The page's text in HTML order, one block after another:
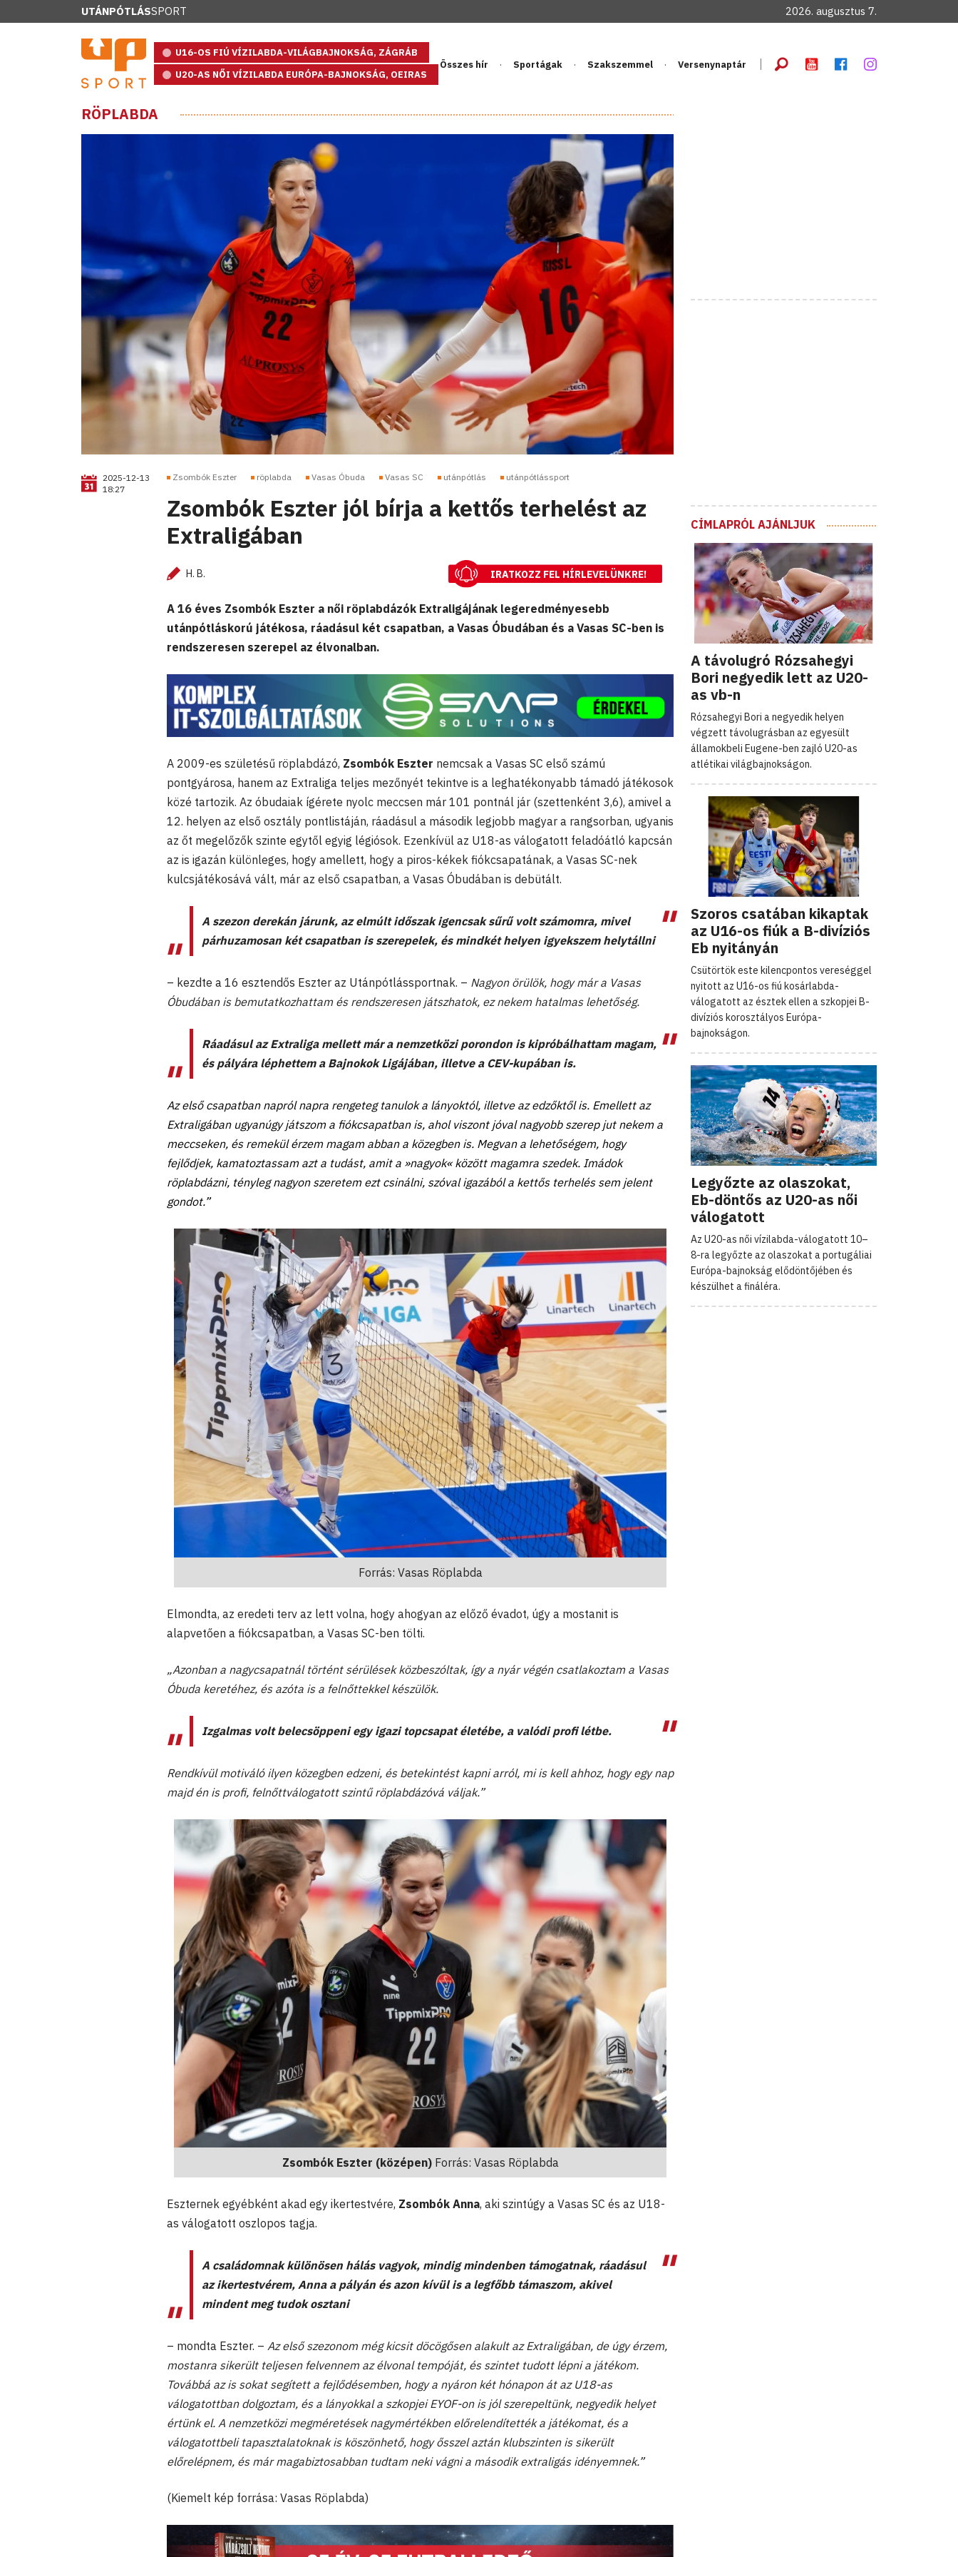
UTÁNPÓTLÁSSPORT 2026. augusztus 7.
U16-OS FIÚ VÍZILABDA-VILÁGBAJNOKSÁG, ZÁGRÁB
U20-AS NŐI VÍZILABDA EURÓPA-BAJNOKSÁG, OEIRAS
Összes hír Sportágak Szakszemmel Versenynaptár
RÖPLABDA
2025-12-13
18:27
Zsombók Eszter röplabda Vasas Óbuda Vasas SC utánpótlás utánpótlássport
Zsombók Eszter jól bírja a kettős terhelést az
Extraligában
H. B. IRATKOZZ FEL HÍRLEVELÜNKRE!
A 16 éves Zsombók Eszter a női röplabdázók Extraligájának legeredményesebb
utánpótláskorú játékosa, ráadásul két csapatban, a Vasas Óbudában és a Vasas SC-ben is
rendszeresen szerepel az élvonalban.
A 2009-es születésű röplabdázó, Zsombók Eszter nemcsak a Vasas SC első számú
pontgyárosa, hanem az Extraliga teljes mezőnyét tekintve is a leghatékonyabb támadó játékosok
közé tartozik. Az óbudaiak ígérete nyolc meccsen már 101 pontnál jár (szettenként 3,6), amivel a
12. helyen az első osztály pontlistáján, ráadásul a második legjobb magyar a rangsorban, ugyanis
az őt megelőzők szinte egytől egyig légiósok. Ezenkívül az U18-as válogatott feladóátló kapcsán
az is igazán különleges, hogy amellett, hogy a piros-kékek fiókcsapatának, a Vasas SC-nek
kulcsjátékosává vált, már az első csapatban, a Vasas Óbudában is debütált.
A szezon derekán járunk, az elmúlt időszak igencsak sűrű volt számomra, mivel
párhuzamosan két csapatban is szerepelek, és mindkét helyen igyekszem helytállni
– kezdte a 16 esztendős Eszter az Utánpótlássportnak. – Nagyon örülök, hogy már a Vasas
Óbudában is bemutatkozhattam és rendszeresen játszhatok, ez nekem hatalmas lehetőség.
Ráadásul az Extraliga mellett már a nemzetközi porondon is kipróbálhattam magam,
és pályára léphettem a Bajnokok Ligájában, illetve a CEV-kupában is.
Az első csapatban napról napra rengeteg tanulok a lányoktól, illetve az edzőktől is. Emellett az
Extraligában ugyanúgy játszom a fiókcsapatban is, ahol viszont jóval nagyobb szerep jut nekem a
meccseken, és remekül érzem magam abban a közegben is. Megvan a lehetőségem, hogy
fejlődjek, kamatoztassam azt a tudást, amit a »nagyok« között magamra szedek. Imádok
röplabdázni, tényleg nagyon szeretem ezt csinálni, szóval igazából a kettős terhelés sem jelent
gondot.”
Forrás: Vasas Röplabda
Elmondta, az eredeti terv az lett volna, hogy ahogyan az előző évadot, úgy a mostanit is
alapvetően a fiókcsapatban, a Vasas SC-ben tölti.
„Azonban a nagycsapatnál történt sérülések közbeszóltak, így a nyár végén csatlakoztam a Vasas
Óbuda keretéhez, és azóta is a felnőttekkel készülök.
Izgalmas volt belecsöppeni egy igazi topcsapat életébe, a valódi profi létbe.
Rendkívül motiváló ilyen közegben edzeni, és betekintést kapni arról, mi is kell ahhoz, hogy egy nap
majd én is profi, felnőttválogatott szintű röplabdázóvá váljak.”
Zsombók Eszter (középen)Forrás: Vasas Röplabda
Eszternek egyébként akad egy ikertestvére, Zsombók Anna, aki szintúgy a Vasas SC és az U18-
as válogatott oszlopos tagja.
A családomnak különösen hálás vagyok, mindig mindenben támogatnak, ráadásul
az ikertestvérem, Anna a pályán és azon kívül is a legfőbb támaszom, akivel
mindent meg tudok osztani
– mondta Eszter. – Az első szezonom még kicsit döcögősen alakult az Extraligában, de úgy érzem,
mostanra sikerült teljesen felvennem az élvonal tempóját, és szintet tudott lépni a játékom.
Továbbá az is sokat segített a fejlődésemben, hogy a nyáron két hónapon át az U18-as
válogatottban dolgoztam, és a lányokkal a szkopjei EYOF-on is jól szerepeltünk, negyedik helyet
értünk el. A nemzetközi megméretések nagymértékben előrelendítették a játékomat, és a
válogatottbeli tapasztalatoknak is köszönhető, hogy ősszel aztán klubszinten is sikerült
előrelépnem, és már magabiztosabban tudtam neki vágni a második extraligás idényemnek.”
(Kiemelt kép forrása: Vasas Röplabda)
CÍMLAPRÓL AJÁNLJUK
A távolugró Rózsahegyi
Bori negyedik lett az U20-
as vb-n
Rózsahegyi Bori a negyedik helyen
végzett távolugrásban az egyesült
államokbeli Eugene-ben zajló U20-as
atlétikai világbajnokságon.
Szoros csatában kikaptak
az U16-os fiúk a B-divíziós
Eb nyitányán
Csütörtök este kilencpontos vereséggel
nyitott az U16-os fiú kosárlabda-
válogatott az észtek ellen a szkopjei B-
divíziós korosztályos Európa-
bajnokságon.
Legyőzte az olaszokat,
Eb-döntős az U20-as női
válogatott
Az U20-as női vízilabda-válogatott 10–
8-ra legyőzte az olaszokat a portugáliai
Európa-bajnokság elődöntőjében és
készülhet a fináléra.